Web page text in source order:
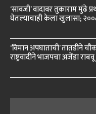
‘सावजी’ वादावर तुकाराम मुंढे
घेतल्याचाही केला खुलासा;
‘विमान अपघाताची’ तातडीने
राष्ट्रवादीने भाजपचा अजेंडा